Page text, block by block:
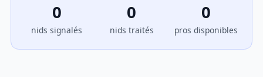
0
nids signalés
0
nids traités
0
pros disponibles